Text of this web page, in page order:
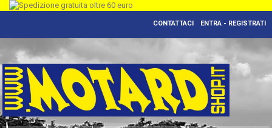
ENTRA - REGISTRATI
CONTATTACI